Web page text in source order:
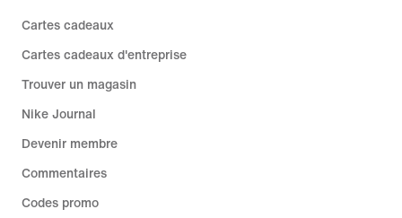
Cartes cadeaux
Cartes cadeaux d'entreprise
Trouver un magasin
Nike Journal
Devenir membre
Commentaires
Codes promo